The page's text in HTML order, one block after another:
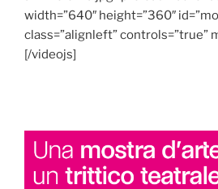
width=”640″ height=”360″
class=”alignleft” controls=”true”
[/videojs]